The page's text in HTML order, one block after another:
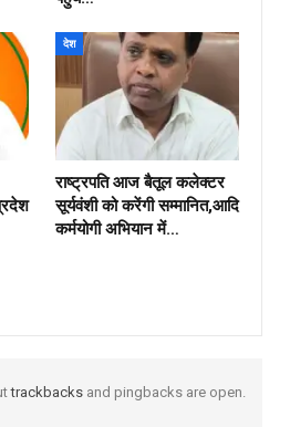
देश
राष्ट्रपति आज बैतूल कलेक्टर
सूर्यवंशी को करेंगी सम्मानित,आदि
कर्मयोगी अभियान में…
trackbacksand pingbacks are open.